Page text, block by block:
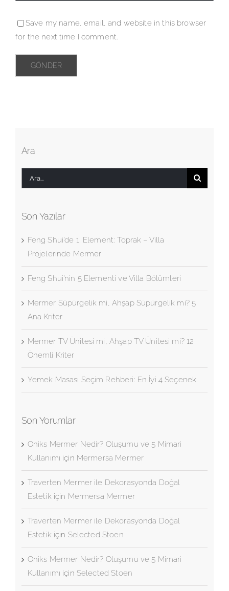
Save my name, email, and website in this browser
for the next time I comment.
Ara
Ara:
Son Yazılar
Feng Shui’de 1. Element: Toprak – Villa
Projelerinde Mermer
Feng Shui’nin 5 Elementi ve Villa Bölümleri
Mermer Süpürgelik mi, Ahşap Süpürgelik mi? 5
Ana Kriter
Mermer TV Ünitesi mi, Ahşap TV Ünitesi mi? 12
Önemli Kriter
Yemek Masası Seçim Rehberi: En İyi 4 Seçenek
Son Yorumlar
Oniks Mermer Nedir? Oluşumu ve 5 Mimari
Kullanımı için Mermersa Mermer
Traverten Mermer ile Dekorasyonda Doğal
Estetikiçin Mermersa Mermer
Traverten Mermer ile Dekorasyonda Doğal
Estetikiçin Selected Stoen
Oniks Mermer Nedir? Oluşumu ve 5 Mimari
Kullanımı için Selected Stoen